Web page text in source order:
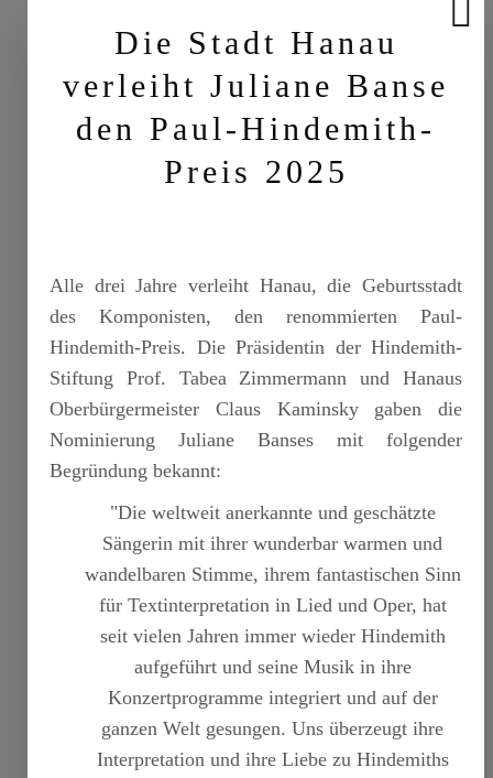
Die Stadt Hanau
verleiht Juliane Banse
den Paul-Hindemith-
Preis 2025
Alle drei Jahre verleiht Hanau, die Geburtsstadt
des Komponisten, den renommierten Paul-
Hindemith-Preis. Die Präsidentin der Hindemith-
Stiftung Prof. Tabea Zimmermann und Hanaus
Oberbürgermeister Claus Kaminsky gaben die
Nominierung Juliane Banses mit folgender
Begründung bekannt:
"Die weltweit anerkannte und geschätzte
Sängerin mit ihrer wunderbar warmen und
wandelbaren Stimme, ihrem fantastischen Sinn
für Textinterpretation in Lied und Oper, hat
seit vielen Jahren immer wieder Hindemith
aufgeführt und seine Musik in ihre
Konzertprogramme integriert und auf der
ganzen Welt gesungen. Uns überzeugt ihre
Interpretation und ihre Liebe zu Hindemiths